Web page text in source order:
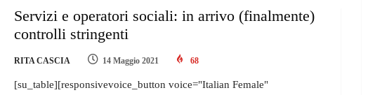
Servizi e operatori sociali: in arrivo (finalmente)
controlli stringenti
RITA CASCIA 14 Maggio 2021 68
[su_table][responsivevoice_button voice="Italian Female"